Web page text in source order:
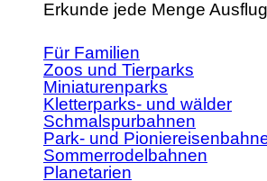
Erkunde jede Menge
Für Familien
Zoos und Tierparks
Miniaturenparks
Kletterparks- und wälder
Schmalspurbahnen
Park- und
Sommerrodelbahnen
Planetarien